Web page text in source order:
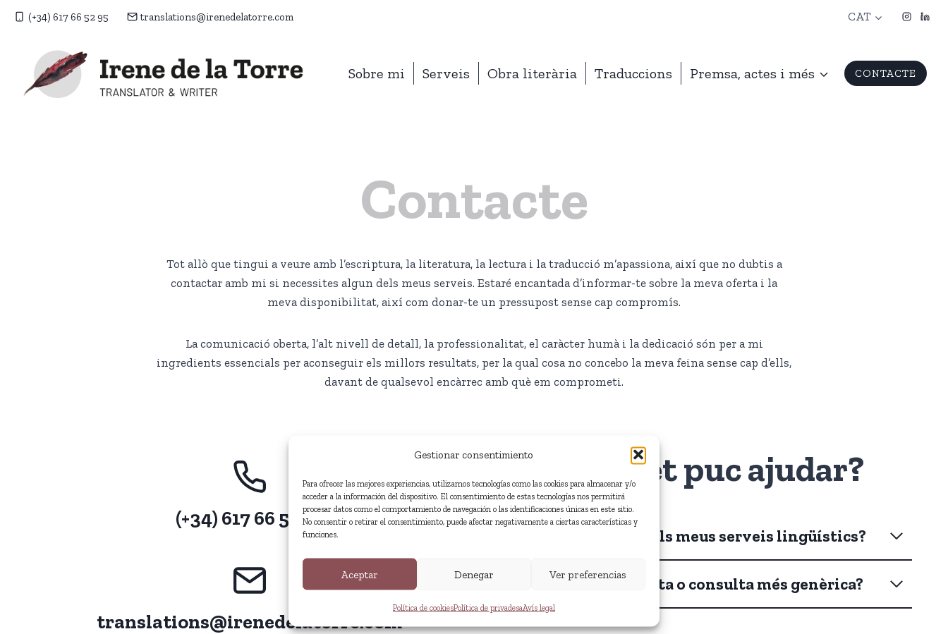
Gestionar consentimiento
Para ofrecer las mejores experiencias, utilizamos tecnologías como las cookies para almacenar y/o
acceder a la información del dispositivo. El consentimiento de estas tecnologías nos permitirá
procesar datos como el comportamiento de navegación o las identificaciones únicas en este sitio.
No consentir o retirar el consentimiento, puede afectar negativamente a ciertas características y
funciones.
Aceptar Denegar Ver preferencias
Política de cookiesPolítica de privadesaAvís legal
Vés
(+34) 617 66 52 95 translations@irenedelatorre.com CAT
Sobre mi Serveis Obra literària Traduccions Premsa, actes i més CONTACTE
Contacte
Tot allò que tingui a veure amb l’escriptura, la literatura, la lectura i la traducció m’apassiona, així que no dubtis a
contactar amb mi si necessites algun dels meus serveis. Estaré encantada d’informar-te sobre la meva oferta i la
meva disponibilitat, així com donar-te un pressupost sense cap compromís.
La comunicació oberta, l’alt nivell de detall, la professionalitat, el caràcter humà i la dedicació són per a mi
ingredients essencials per aconseguir els millors resultats, per la qual cosa no concebo la meva feina sense cap d’ells,
davant de qualsevol encàrrec amb què em comprometi.
(+34) 617 66 52 95
translations@irenedelatorre.com
En què et puc ajudar?
T’interessa algun dels meus serveis lingüístics?
Tens alguna proposta o consulta més genèrica?